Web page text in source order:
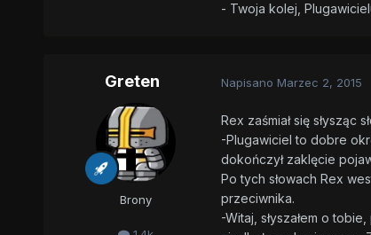
- Twoja kolej,
Greten
Brony
Napisano Marzec 2, 2015
Rex zaśmiał się słysząc
-Plugawiciel to dobre
dokończył zaklęcie
Po tych słowach Rex
przeciwnika.
-Witaj, słyszałem o